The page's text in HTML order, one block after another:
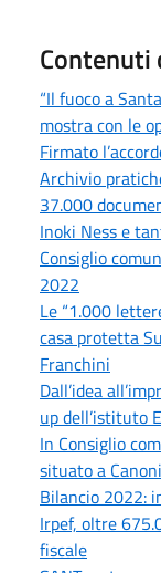
“Il fuoco a
mostra con le
Firmato
Archivio
37.000
Inoki Ness e
Consiglio
2022
Le “1.000
casa protetta
Franchini
Dall’idea
up dell’istituto
In Consiglio
situato a
Bilancio 2022:
Irpef, oltre
fiscale